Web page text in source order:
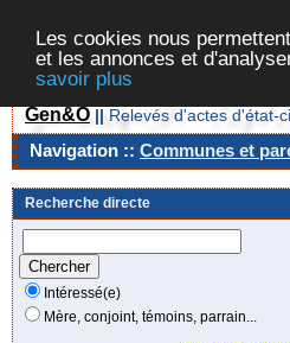
Les cookies nous
et les annonces et
savoir plus
Gen&O || Relevés d'actes d'état-
Navigation :: Communes et
Recherche directe
Intéressé(e)
Mère, conjoint, témoins, parrain...